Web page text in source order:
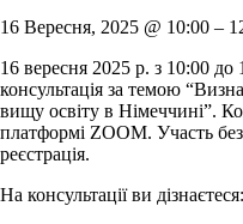
16 Вересня, 2025 @ 10:00 –
16 вересня 2025 р. з 10:00 до
консультація за темою
вищу освіту в Німеччині”.
платформі ZOOM. Участь
реєстрація.
На консультації ви дізнаєтеся: